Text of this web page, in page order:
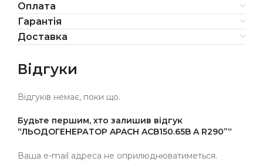
Оплата
Гарантія
Доставка
Відгуки
Відгуків немає, поки що.
Будьте першим, хто залишив відгук
“ЛЬОДОГЕНЕРАТОР APACH ACB150.65B A R290”“
Ваша e-mail адреса не оприлюднюватиметься.